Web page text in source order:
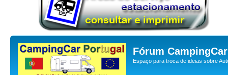
Fórum
Espaço para troca de ideias sobre